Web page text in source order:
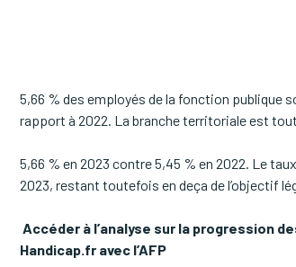
5,66 % des employés de la fonction publique
rapport à 2022. La branche territoriale est
5,66 % en 2023 contre 5,45 % en 2022. Le
2023, restant toutefois en deça de l’objectif
Accéder à l’analyse sur la progression
Handicap.fr avec l’AFP